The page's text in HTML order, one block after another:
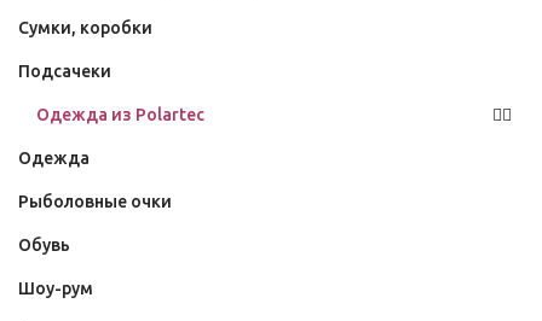
Сумки, коробки
Подсачеки
Одежда из Polartec
Одежда
Рыболовные очки
Обувь
Шоу-рум